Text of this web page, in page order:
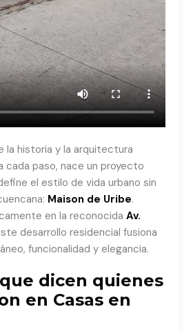
la historia y la arquitectura
cada paso, nace un proyecto
el estilo de vida urbano sin
Maison de Uribe.
en la reconocida Av.
desarrollo residencial fusiona
funcionalidad y elegancia.
dicen quienes
en Casas en